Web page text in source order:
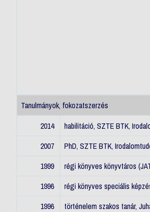
Tanulmányok, fokozatszerzés
2014
habilitáció, SZTE BTK,
2007
PhD, SZTE BTK,
1999
régi könyves könyvtáros
1996
régi könyves speciális
1996
történelem szakos tanár,